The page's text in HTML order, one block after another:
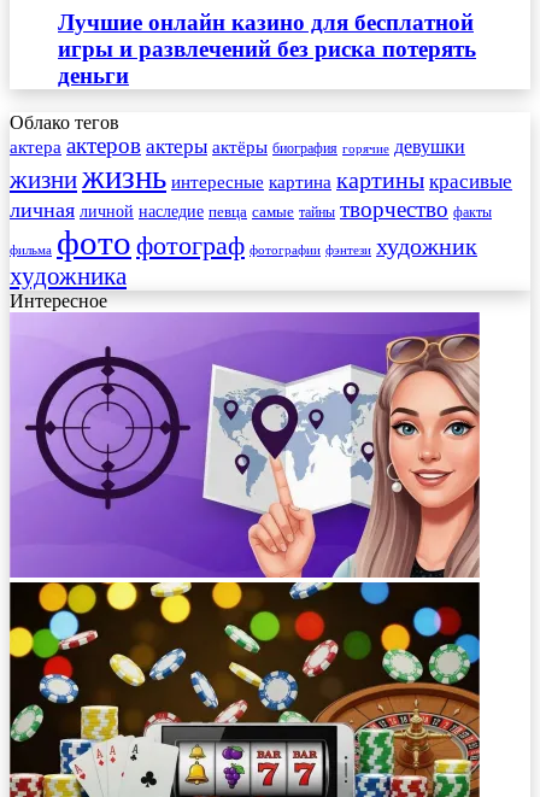
Лучшие онлайн казино для бесплатной
игры и развлечений без риска потерять
деньги
Облако тегов
актера актеров актеры актёры биография горячие девушки
жизнижизнь интересные картина картины красивые
личная личной наследие певца самые тайны творчество факты
фильма фото фотограф фотографии фэнтези художник
художника
Интересное